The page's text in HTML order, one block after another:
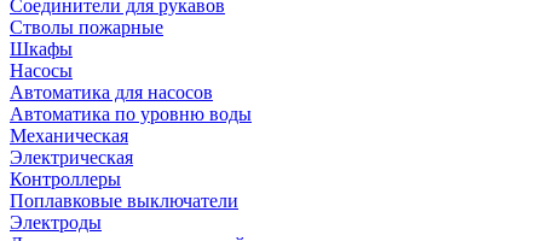
Соединители для рукавов
Стволы пожарные
Шкафы
Насосы
Автоматика для насосов
Автоматика по уровню воды
Механическая
Электрическая
Контроллеры
Поплавковые выключатели
Электроды